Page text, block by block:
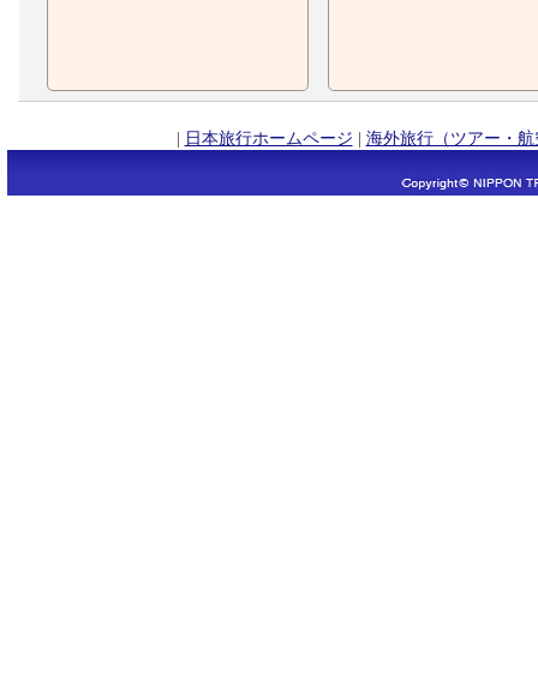
| 日本旅行ホームページ | 海外旅行（ツアー・航